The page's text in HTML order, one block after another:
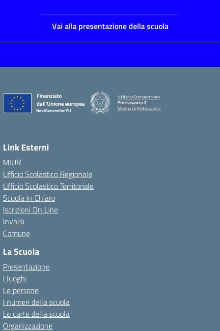
Vai alla presentazione della scuola
Istituto Comprensivo
Pietrasanta 2
Marina di Pietrasanta
Link Esterni
MIUR
Ufficio Scolastico Regionale
Ufficio Scolastico Territoriale
Scuola in Chiaro
Iscrizioni On Line
Invalsi
Comune
La Scuola
Presentazione
I luoghi
Le persone
I numeri della scuola
Le carte della scuola
Organizzazione